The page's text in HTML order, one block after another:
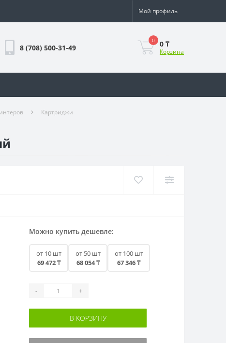
Мой профиль
8 (708) 500-31-49
0 0 ₸
Корзина
Картриджи
Можно купить дешевле:
от 10 шт
69 472 ₸
от 50 шт
68 054 ₸
от 100 шт
67 346 ₸
- +
В КОРЗИНУ